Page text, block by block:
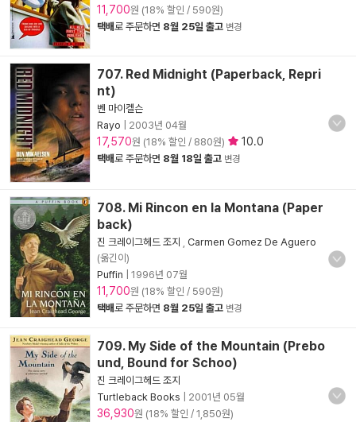
11,700원 (18% 할인 / 590원)
택배로 주문하면 8월 25일 출고 변경
707. Red Midnight (Paperback, Repri
nt)
벤 마이켈슨
Rayo
2003년 04월
17,570원 (18% 할인 / 880원) 10.0
택배로 주문하면 8월 18일 출고 변경
708. Mi Rincon en la Montana (Paper
back)
진 크레이그헤드 조지
Carmen Gomez De Aguero
(옮긴이)
Puffin
1996년 07월
11,700원 (18% 할인 / 590원)
택배로 주문하면 8월 25일 출고 변경
709. My Side of the Mountain (Prebo
und, Bound for Schoo)
진 크레이그헤드 조지
Turtleback Books
2001년 05월
36,930원 (18% 할인 / 1,850원)